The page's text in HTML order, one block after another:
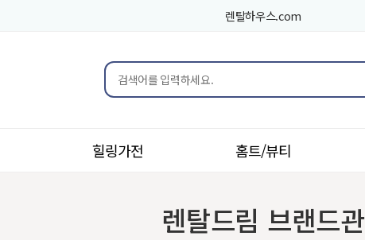
렌탈하우스.com
힐링가전 홈트/뷰티
렌탈드림 브랜드관